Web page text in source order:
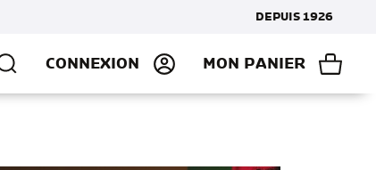
DEPUIS 1926
CONNEXION MON PANIER